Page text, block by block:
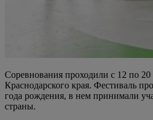
Соревнования проходили с 12 по
Краснодарского края. Фестиваль
года рождения, в нем принимали
страны.